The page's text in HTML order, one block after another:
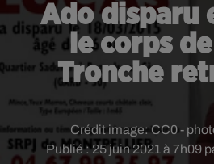
Ado disparu
le corps
Tronche
Publié : 25 juin 2021 à 7h09
Crédit image: CC0 -